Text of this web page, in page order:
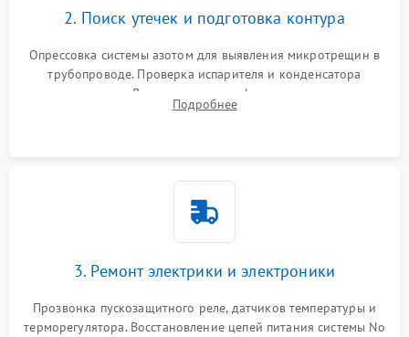
2. Поиск утечек и подготовка контура
Опрессовка системы азотом для выявления микротрещин в
трубопроводе. Проверка испарителя и конденсатора
течеискателем. Демонтаж старого фильтра-осушителя и
продувка капиллярной трубки для устранения засоров.
Подробнее
3. Ремонт электрики и электроники
Прозвонка пускозащитного реле, датчиков температуры и
терморегулятора. Восстановление цепей питания системы No